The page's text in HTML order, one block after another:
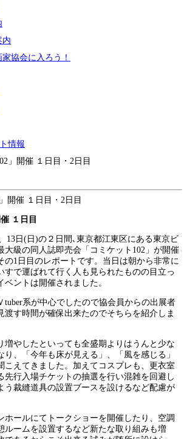
内
家協会に入ろう！
情報
」開催 １日目・2日目
開催 １日目・2日目
１日目
13日(日)の２日間､東京都江東区にある東京ビ
大級の同人誌即売会「コミケット102」が開催
の1日目のレポートです。当日は朝から非常に
すで運ばれて行く人も見られたものの目立っ
ントは開催されました。
系が中心でしたので協会員からの出展者
渡す時間が確保出来たのでそちらを紹介しま
やしたといっても全盛期よりはうんと少な
り、「今年も床が見える」、「風を感じる」
こえてきました。加えてコスプレも、更衣室
先行入場チケットの抽選を行い混雑を回避し
う裁縫道具の設置ブースを設けるなど配慮が
ールにてトークショーを開催したり、空調
ルームを設置するなど新たな取り組みも増